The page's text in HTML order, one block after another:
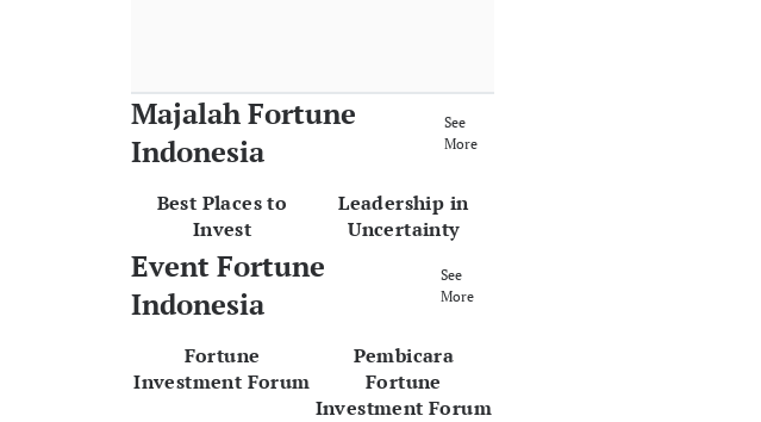
Majalah Fortune
Indonesia
See
More
Best Places to
Invest
Leadership in
Uncertainty
Event Fortune
Indonesia
See
More
Fortune
Investment Forum
Pembicara
Fortune
Investment Forum